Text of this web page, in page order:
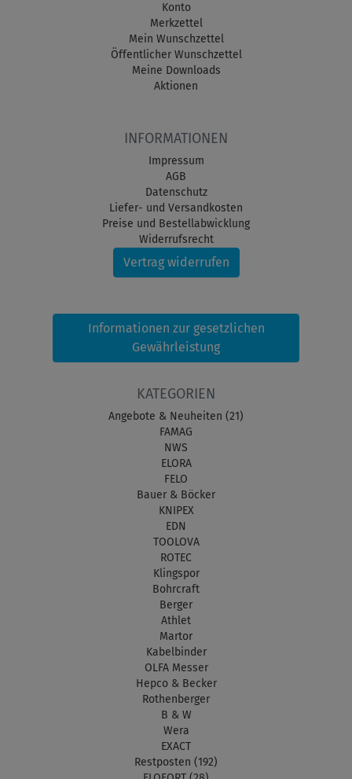
Konto
Merkzettel
Mein Wunschzettel
Öffentlicher Wunschzettel
Meine Downloads
Aktionen
INFORMATIONEN
Impressum
AGB
Datenschutz
Liefer- und Versandkosten
Preise und Bestellabwicklung
Widerrufsrecht
Vertrag widerrufen
Informationen zur gesetzlichen
Gewährleistung
KATEGORIEN
Angebote & Neuheiten (21)
FAMAG
NWS
ELORA
FELO
Bauer & Böcker
KNIPEX
EDN
TOOLOVA
ROTEC
Klingspor
Bohrcraft
Berger
Athlet
Martor
Kabelbinder
OLFA Messer
Hepco & Becker
Rothenberger
B & W
Wera
EXACT
Restposten (192)